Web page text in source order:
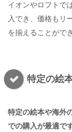
イオンやロフトで
入でき、価格もリ
を揃えることがで
特定の絵
特定の絵本や海外
での購入が最適です